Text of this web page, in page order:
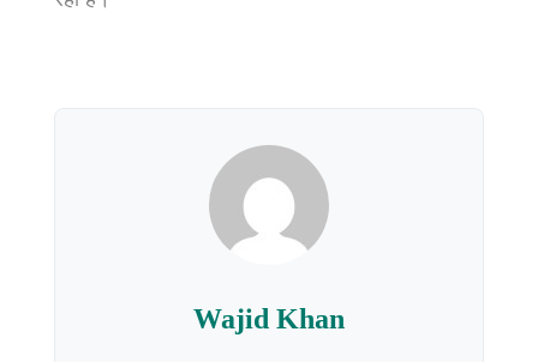
Wajid Khan